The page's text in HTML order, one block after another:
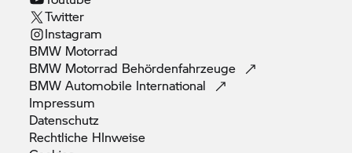
Twitter
Instagram
BMW Motorrad
BMW Motorrad Behördenfahrzeuge
BMW Automobile International
Impressum
Datenschutz
Rechtliche HInweise